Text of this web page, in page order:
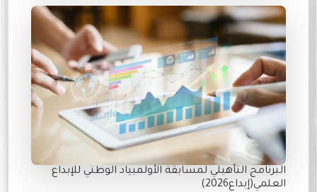
البرنامج التأهيلي لمسابقة الأولمبياد الوطني للإبداع
العلمي(إبداع2026)